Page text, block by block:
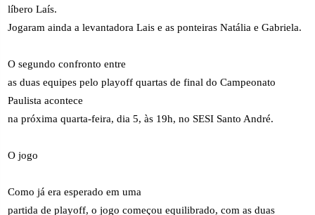
líbero Laís.
Jogaram ainda a levantadora Lais e as ponteiras Natália e Gabriela.
O segundo confronto entre
as duas equipes pelo playoff quartas de final do Campeonato
Paulista acontece
na próxima quarta-feira, dia 5, às 19h, no SESI Santo André.
O jogo
Como já era esperado em uma
partida de playoff, o jogo começou equilibrado, com as duas